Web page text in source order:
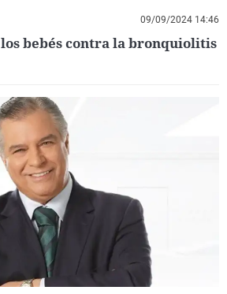
09/09/2024 14:46
bebés contra la bronquiolitis